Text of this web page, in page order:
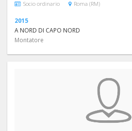
Socio ordinario Roma (RM)
2015
A NORD DI CAPO NORD
Montatore